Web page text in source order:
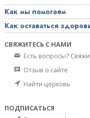
Как мы помогаем
Как оставаться
СВЯЖИТЕСЬ С НАМИ
Есть вопросы?
Отзыв о сайте
Найти церковь
ПОДПИСАТЬСЯ